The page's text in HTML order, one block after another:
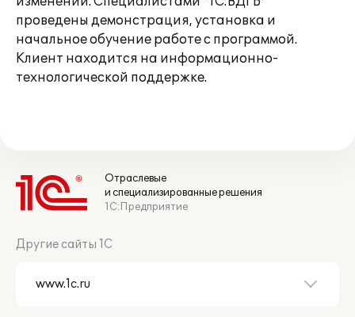
проведены демонстрация, установка и
начальное обучение работе с программой.
Клиент находится на информационно-
технологической поддержке.
Отраслевые
и специализированные решения
1С:Предприятие
Другие сайты 1С